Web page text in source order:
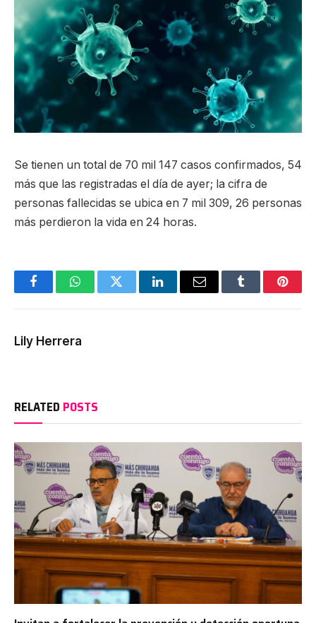
Se tienen un total de 70 mil 147 casos confirmados, 54
más que las registradas el día de ayer; la cifra de
personas fallecidas se ubica en 7 mil 309, 26 personas
más perdieron la vida en 24 horas.
FacebookWhatsAppTwitter LinkedInEmail Tumblr
Lily Herrera
RELATED POSTS